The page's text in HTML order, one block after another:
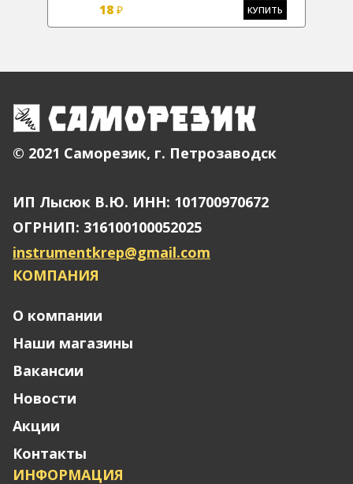
18 ₽ КУПИТЬ
© 2021 Саморезик, г. Петрозаводск
ИП Лысюк В.Ю. ИНН: 101700970672
ОГРНИП: 316100100052025
instrumentkrep@gmail.com
КОМПАНИЯ
О компании
Наши магазины
Вакансии
Новости
Акции
Контакты
ИНФОРМАЦИЯ